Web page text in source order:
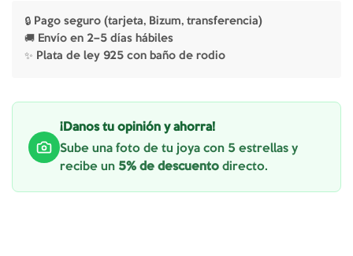
🔒 Pago seguro (tarjeta, Bizum, transferencia)
🚚 Envío en 2–5 días hábiles
✨ Plata de ley 925 con baño de rodio
¡Danos tu opinión y ahorra!
Sube una foto de tu joya con 5 estrellas y
recibe un 5% de descuento directo.